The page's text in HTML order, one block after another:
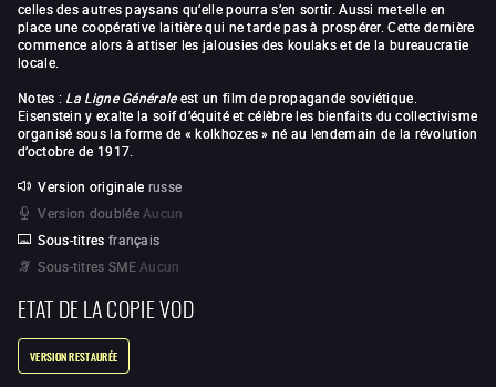
celles des autres paysans qu’elle pourra s’en sortir. Aussi met-elle en
place une coopérative laitière qui ne tarde pas à prospérer. Cette dernière
commence alors à attiser les jalousies des koulaks et de la bureaucratie
locale.
Notes : La Ligne Généraleest un film de propagande soviétique.
Eisenstein y exalte la soif d’équité et célèbre les bienfaits du collectivisme
organisé sous la forme de « kolkhozes » né au lendemain de la révolution
d’octobre de 1917.
Version originale russe
Version doublée Aucun
Sous-titres français
Sous-titres SME Aucun
ETAT DE LA COPIE VOD
VERSION RESTAURÉE